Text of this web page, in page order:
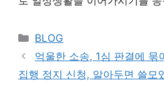
Categories
BLOG
억울한 소송, 1심 판결에 묶
집행 정지 신청, 알아두면 쓸모